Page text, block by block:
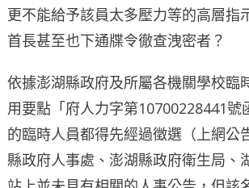
更不能給予該員太多壓力等的高層指
首長甚至也下通牒令徹查洩密者？
依據澎湖縣政府及所屬各機關學校臨
用要點「府人力字第10700228441號
的臨時人員都得先經過徵選（上網公
縣政府人事處、澎湖縣政府衛生局、